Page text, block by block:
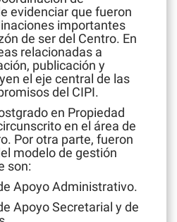
evidenciar que fueron
importantes
de ser del Centro. En
relacionadas a
publicación y
el eje central de las
del CIPI.
en Propiedad
en el área de
Por otra parte, fueron
modelo de gestión
son:
Apoyo Administrativo.
Apoyo Secretarial y de